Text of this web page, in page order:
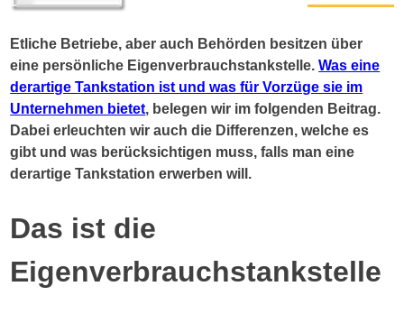
Etliche Betriebe, aber auch Behörden besitzen über
eine persönliche Eigenverbrauchstankstelle.Was eine
derartige Tankstation ist und was für Vorzüge sie im
Unternehmen bietet, belegen wir im folgenden Beitrag.
Dabei erleuchten wir auch die Differenzen, welche es
gibt und was berücksichtigen muss, falls man eine
derartige Tankstation erwerben will.
Das ist die
Eigenverbrauchstankstelle